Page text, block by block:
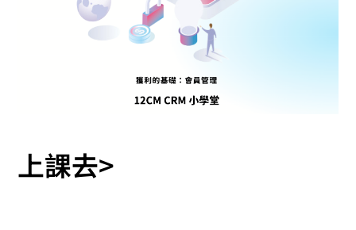
上課去>